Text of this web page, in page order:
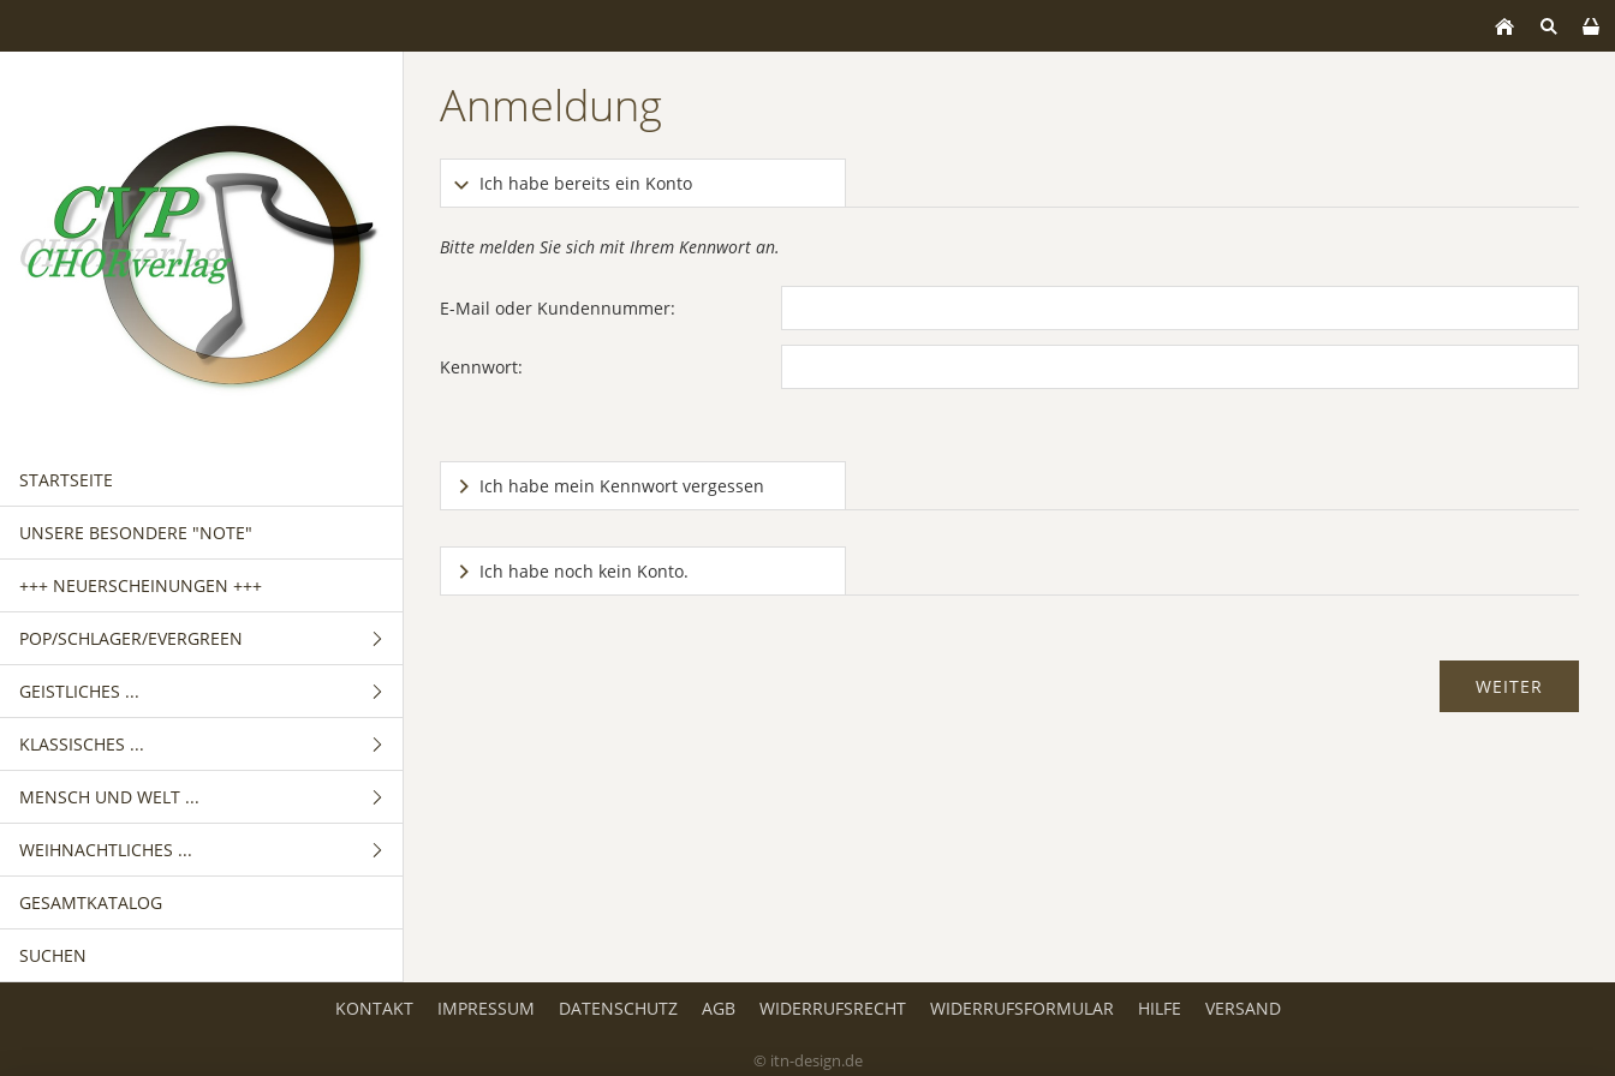
STARTSEITE
UNSERE BESONDERE "NOTE"
+++ NEUERSCHEINUNGEN +++
POP/SCHLAGER/EVERGREEN
GEMISCHTER CHOR
FRAUENCHOR
MÄNNERCHOR
GEISTLICHES ...
GEMISCHTER CHOR
FRAUENCHOR
MÄNNERCHOR
KLASSISCHES ...
GEMISCHTER CHOR
FRAUENCHOR
MÄNNERCHOR
MENSCH UND WELT ...
GEMISCHTER CHOR
FRAUENCHOR
MÄNNERCHOR
WEIHNACHTLICHES ...
GEMISCHTER CHOR
FRAUENCHOR
GESAMTKATALOG
SUCHEN
Anmeldung
Ich habe bereits ein Konto
Bitte melden Sie sich mit Ihrem Kennwort an.
E-Mail oder Kundennummer:
Kennwort:
Ich habe mein Kennwort vergessen
Ich habe noch kein Konto.
KONTAKT IMPRESSUM DATENSCHUTZ AGB WIDERRUFSRECHT WIDERRUFSFORMULAR HILFE VERSAND
© itn-design.de